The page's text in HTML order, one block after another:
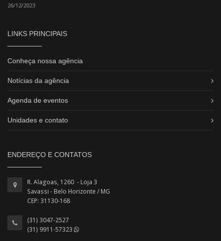
26/12/2023
LINKS PRINCIPAIS
Conheça nossa agência
Notícias da agência
Agenda de eventos
Unidades e contato
ENDEREÇO E CONTATOS
R. Alagoas, 1260 - Loja 3
Savassi - Belo Horizonte / MG
CEP: 31130-168
(31) 3047-2527
(31) 9911-57323